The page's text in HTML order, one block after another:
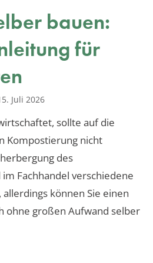
bauen:
für
Juli 2026
sollte auf die
Kompostierung nicht
des
Fachhandel verschiedene
können Sie einen
ohne großen Aufwand selber